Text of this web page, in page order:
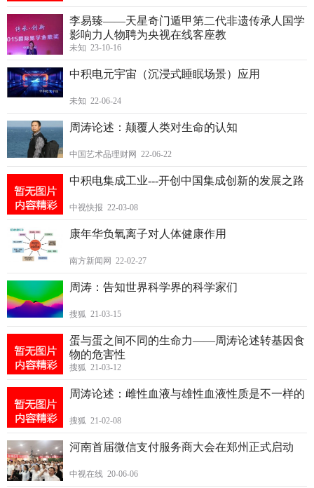
李易臻——天星奇门遁甲第二代非遗传承人国学
影响力人物聘为央视在线客座教
未知 23-10-16
中积电元宇宙（沉浸式睡眠场景）应用
未知 22-06-24
周涛论述：颠覆人类对生命的认知
中国艺术品理财网 22-06-22
中积电集成工业---开创中国集成创新的发展之路
中视快报 22-03-08
康年华负氧离子对人体健康作用
南方新闻网 22-02-27
周涛：告知世界科学界的科学家们
搜狐 21-03-15
蛋与蛋之间不同的生命力——周涛论述转基因食
物的危害性
搜狐 21-03-12
周涛论述：雌性血液与雄性血液性质是不一样的
搜狐 21-02-08
河南首届微信支付服务商大会在郑州正式启动
中视在线 20-06-06